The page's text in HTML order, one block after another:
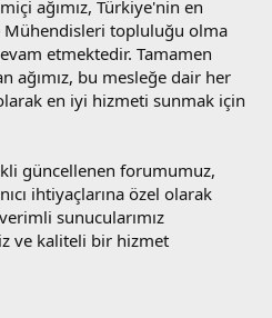
ağımız, Türkiye'nin en
Mühendisleri topluluğu olma
etmektedir. Tamamen
ağımız, bu mesleğe dair her
en iyi hizmeti sunmak için
güncellenen forumumuz,
ihtiyaçlarına özel olarak
sunucularımız
ve kaliteli bir hizmet